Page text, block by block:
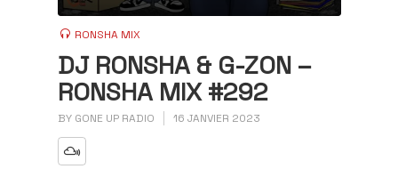
RONSHA MIX
DJ RONSHA & G-ZON –
RONSHA MIX #292
BY GONE UP RADIO 16 JANVIER 2023